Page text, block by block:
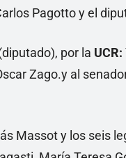
Pagotto y el
por la UCR:
Zago.y al
Massot y los seis